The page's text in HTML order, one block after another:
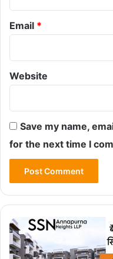
Email *
Website
Save my name,
for the next time I